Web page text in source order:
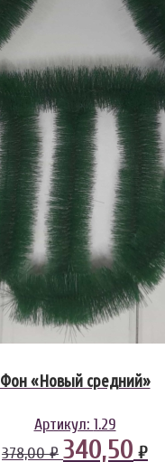
Фон «Новый средний»
Артикул: 1.29
378,00 ₽ 340,50 ₽